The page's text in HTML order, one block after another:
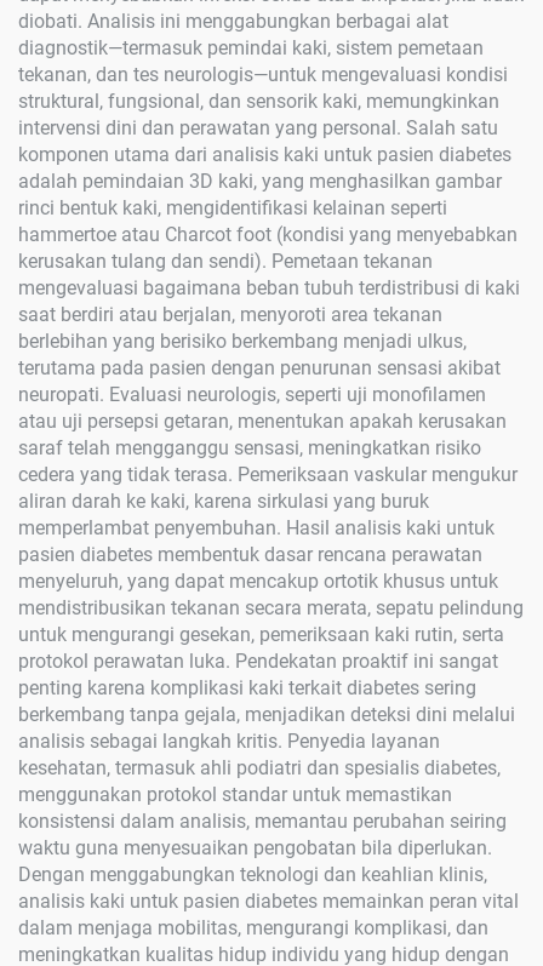
diobati. Analisis ini menggabungkan berbagai alat
diagnostik—termasuk pemindai kaki, sistem pemetaan
tekanan, dan tes neurologis—untuk mengevaluasi kondisi
struktural, fungsional, dan sensorik kaki, memungkinkan
intervensi dini dan perawatan yang personal. Salah satu
komponen utama dari analisis kaki untuk pasien diabetes
adalah pemindaian 3D kaki, yang menghasilkan gambar
rinci bentuk kaki, mengidentifikasi kelainan seperti
hammertoe atau Charcot foot (kondisi yang menyebabkan
kerusakan tulang dan sendi). Pemetaan tekanan
mengevaluasi bagaimana beban tubuh terdistribusi di kaki
saat berdiri atau berjalan, menyoroti area tekanan
berlebihan yang berisiko berkembang menjadi ulkus,
terutama pada pasien dengan penurunan sensasi akibat
neuropati. Evaluasi neurologis, seperti uji monofilamen
atau uji persepsi getaran, menentukan apakah kerusakan
saraf telah mengganggu sensasi, meningkatkan risiko
cedera yang tidak terasa. Pemeriksaan vaskular mengukur
aliran darah ke kaki, karena sirkulasi yang buruk
memperlambat penyembuhan. Hasil analisis kaki untuk
pasien diabetes membentuk dasar rencana perawatan
menyeluruh, yang dapat mencakup ortotik khusus untuk
mendistribusikan tekanan secara merata, sepatu pelindung
untuk mengurangi gesekan, pemeriksaan kaki rutin, serta
protokol perawatan luka. Pendekatan proaktif ini sangat
penting karena komplikasi kaki terkait diabetes sering
berkembang tanpa gejala, menjadikan deteksi dini melalui
analisis sebagai langkah kritis. Penyedia layanan
kesehatan, termasuk ahli podiatri dan spesialis diabetes,
menggunakan protokol standar untuk memastikan
konsistensi dalam analisis, memantau perubahan seiring
waktu guna menyesuaikan pengobatan bila diperlukan.
Dengan menggabungkan teknologi dan keahlian klinis,
analisis kaki untuk pasien diabetes memainkan peran vital
dalam menjaga mobilitas, mengurangi komplikasi, dan
meningkatkan kualitas hidup individu yang hidup dengan